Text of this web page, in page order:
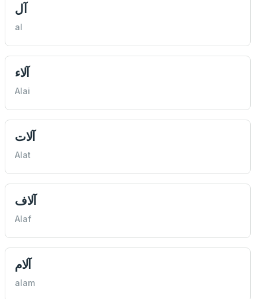
آل
al
آلاء
Alai
آلات
Alat
آلاف
Alaf
آلام
alam